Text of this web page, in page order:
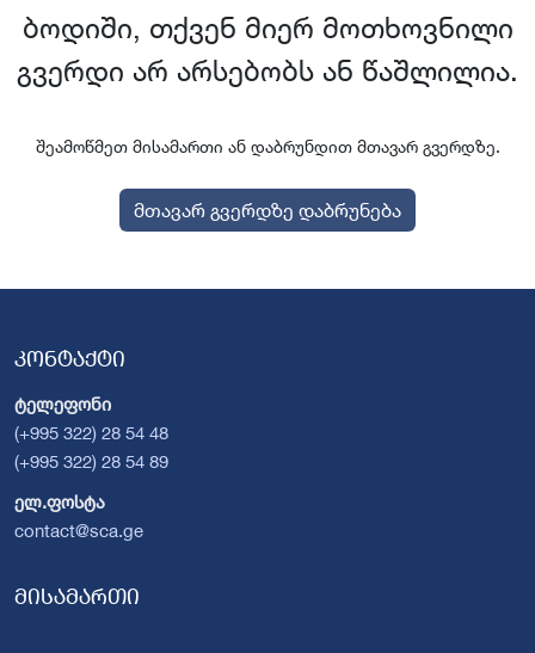
ბოდიში, თქვენ მიერ მოთხოვნილი
გვერდი არ არსებობს ან წაშლილია.
შეამოწმეთ მისამართი ან დაბრუნდით მთავარ გვერდზე.
მთავარ გვერდზე დაბრუნება
კონტაქტი
ტელეფონი
(+995 322) 28 54 48
(+995 322) 28 54 89
ელ.ფოსტა
contact@sca.ge
მისამართი